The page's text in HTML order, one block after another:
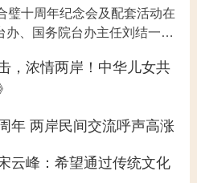
璧十周年纪念会及配套活动在
、国务院台办主任刘结一出
，浓情两岸！中华儿女共
年 两岸民间交流呼声高涨
云峰：希望通过传统文化